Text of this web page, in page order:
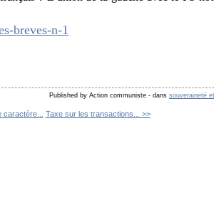
breves-n-1
Published by Action communiste - danssouveraineté
Taxe sur les transactions... >>